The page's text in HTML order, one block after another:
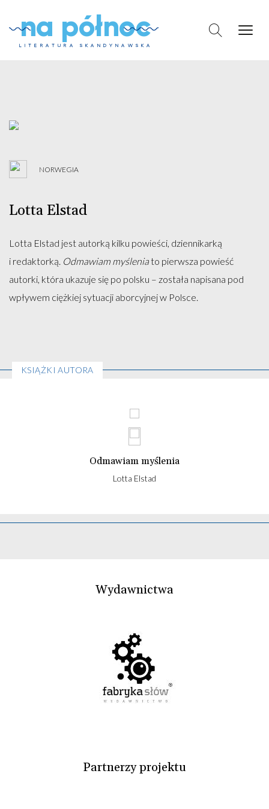
na północ
LITERATURA SKANDYNAWSKA
NORWEGIA
Lotta Elstad
Lotta Elstad jest autorką kilku powieści, dziennikarką
i redaktorką. Odmawiam myśleniato pierwsza powieść
autorki, która ukazuje się po polsku – została napisana pod
wpływem ciężkiej sytuacji aborcyjnej w Polsce.
KSIĄŻKI AUTORA
Odmawiam myślenia
Lotta Elstad
Wydawnictwa
Partnerzy projektu